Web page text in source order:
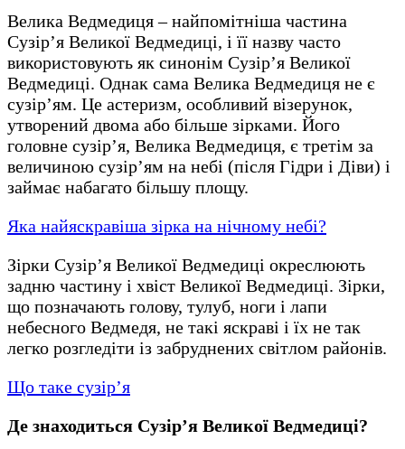
Велика Ведмедиця – найпомітніша частина
Сузір’я Великої Ведмедиці, і її назву часто
використовують як синонім Сузір’я Великої
Ведмедиці. Однак сама Велика Ведмедиця не є
сузір’ям. Це астеризм, особливий візерунок,
утворений двома або більше зірками. Його
головне сузір’я, Велика Ведмедиця, є третім за
величиною сузір’ям на небі (після Гідри і Діви) і
займає набагато більшу площу.
Яка найяскравіша зірка на нічному небі?
Зірки Сузір’я Великої Ведмедиці окреслюють
задню частину і хвіст Великої Ведмедиці. Зірки,
що позначають голову, тулуб, ноги і лапи
небесного Ведмедя, не такі яскраві і їх не так
легко розгледіти із забруднених світлом районів.
Що таке сузір’я
Де знаходиться Сузір’я Великої Ведмедиці?